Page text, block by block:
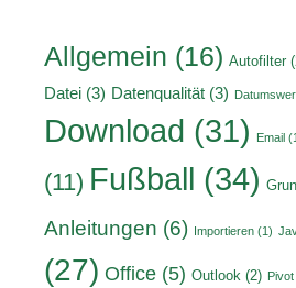
Allgemein (16) Autofilter
Datei (3) Datenqualität (3)
Download (31) Email
(11) Fußball (34)
Anleitungen (6) Importieren (1)
(27) Office (5) Outlook (2) Pivot